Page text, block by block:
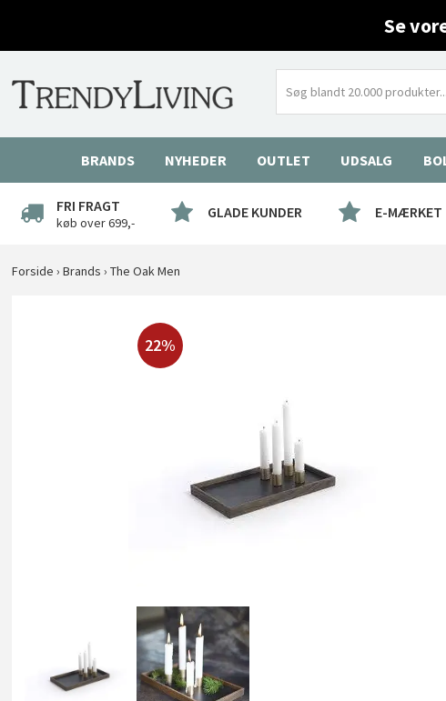
Se
BRANDS NYHEDER OUTLET UDSALG
FRI FRAGT
køb over 699,-
GLADE KUNDER E-MÆRKET
Forside ›Brands ›The Oak Men
22%